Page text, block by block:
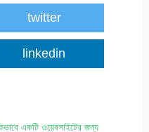
twitter
linkedin